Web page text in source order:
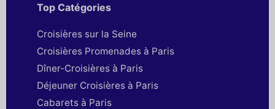
Top Catégories
Croisières sur la Seine
Croisières Promenades à Paris
Dîner-Croisières à Paris
Déjeuner Croisières à Paris
Cabarets à Paris